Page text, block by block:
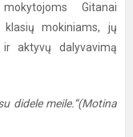
Gitanai
mokiniams, jų
aktyvų dalyvavimą
didele meile.“(Motina